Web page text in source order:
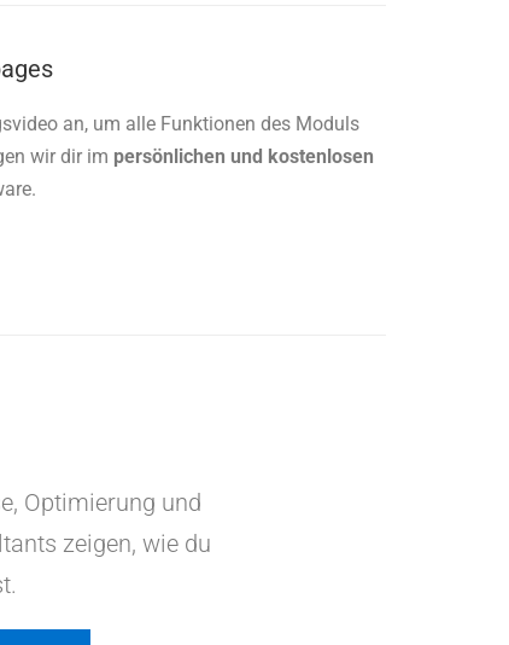
an, um alle Funktionen des Moduls
wir dir im persönlichen und kostenlosen
Optimierung und
zeigen, wie du